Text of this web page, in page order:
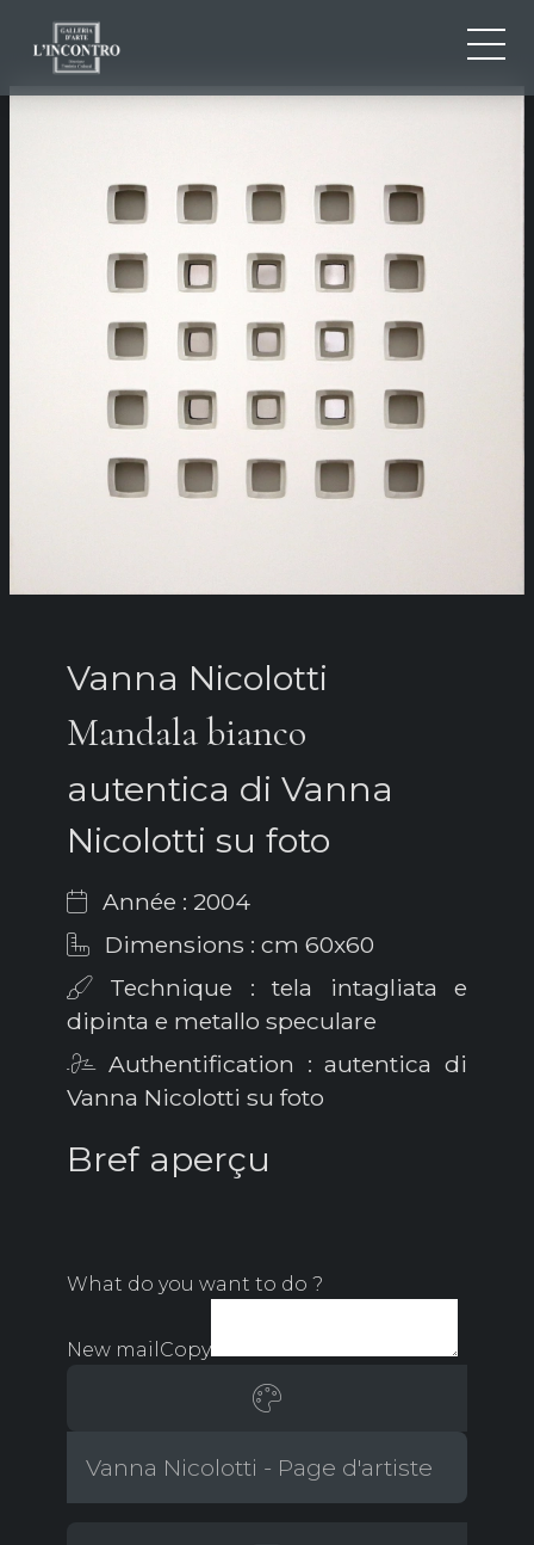
ARTISTES ET ŒUVRES
CONTACTS
Vanna Nicolotti
Mandala bianco
autentica di Vanna
Nicolotti su foto
Année : 2004
Dimensions : cm 60x60
Technique : tela intagliata e
dipinta e metallo speculare
Authentification : autentica di
Vanna Nicolotti su foto
Bref aperçu
What do you want to do ?
New mail Copy
Vanna Nicolotti - Page d'artiste